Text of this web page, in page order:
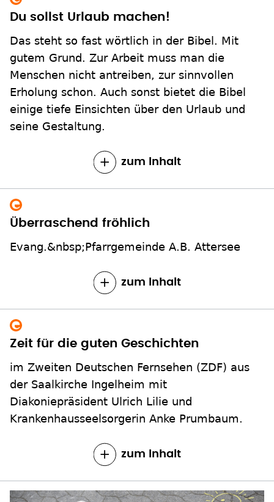
Du sollst Urlaub machen!
Das steht so fast wörtlich in der Bibel. Mit
gutem Grund. Zur Arbeit muss man die
Menschen nicht antreiben, zur sinnvollen
Erholung schon. Auch sonst bietet die Bibel
einige tiefe Einsichten über den Urlaub und
seine Gestaltung.
zum Inhalt
Überraschend fröhlich
Evang.&nbsp;Pfarrgemeinde A.B. Attersee
zum Inhalt
Zeit für die guten Geschichten
im Zweiten Deutschen Fernsehen (ZDF) aus
der Saalkirche Ingelheim mit
Diakoniepräsident Ulrich Lilie und
Krankenhausseelsorgerin Anke Prumbaum.
zum Inhalt